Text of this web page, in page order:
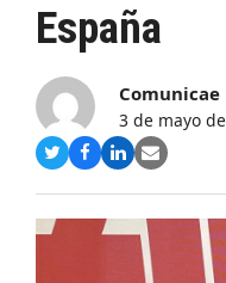
España
Comunicae
3 de mayo
Compartir
Twitter
Compartir
Facebook
Compartir
LinkedIn
Share
Email